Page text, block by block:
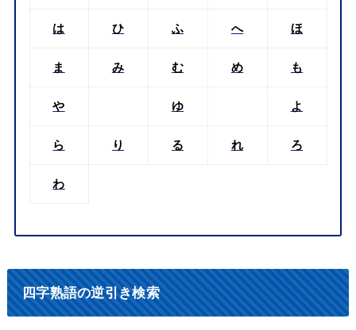
は ひ ふ へ ほ
ま み む め も
や ゆ よ
ら り る れ ろ
わ
四字熟語の逆引き検索